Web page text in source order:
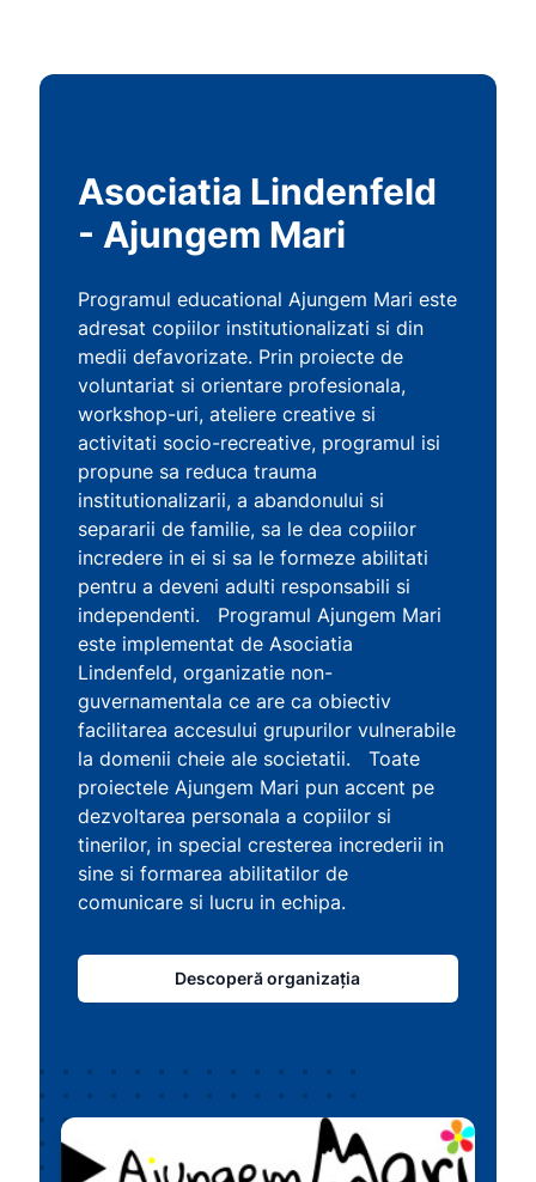
Asociatia Lindenfeld
- Ajungem Mari
Programul educational Ajungem Mari este
adresat copiilor institutionalizati si din
medii defavorizate. Prin proiecte de
voluntariat si orientare profesionala,
workshop-uri, ateliere creative si
activitati socio-recreative, programul isi
propune sa reduca trauma
institutionalizarii, a abandonului si
separarii de familie, sa le dea copiilor
incredere in ei si sa le formeze abilitati
pentru a deveni adulti responsabili si
independenti. Programul Ajungem Mari
este implementat de Asociatia
Lindenfeld, organizatie non-
guvernamentala ce are ca obiectiv
facilitarea accesului grupurilor vulnerabile
la domenii cheie ale societatii. Toate
proiectele Ajungem Mari pun accent pe
dezvoltarea personala a copiilor si
tinerilor, in special cresterea increderii in
sine si formarea abilitatilor de
comunicare si lucru in echipa.
Descoperă organizația